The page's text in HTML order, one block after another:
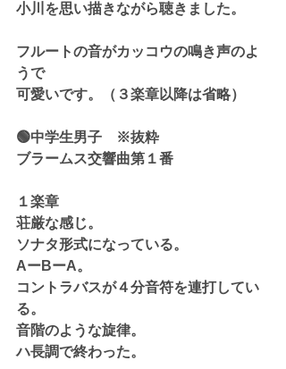
小川を思い描きながら聴きました。
フルートの音がカッコウの鳴き声のよ
うで
可愛いです。（３楽章以降は省略）
🟢中学生男子　※抜粋
ブラームス交響曲第１番
１楽章
荘厳な感じ。
ソナタ形式になっている。
AーBーA。
コントラバスが４分音符を連打してい
る。
音階のような旋律。
ハ長調で終わった。